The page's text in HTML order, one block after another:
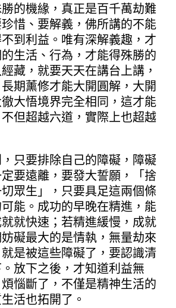
的機緣，真正是百千萬劫難
惜、要解義，佛所講的不能
到利益。唯有深解義趣，才
生活、行為，才能得殊勝的
藏，就要天天在講台上講，
期薰修才能大開圓解，大開
大悟境界完全相同，這才能
但超越六道，實際上也超越
只要排除自己的障礙，障礙
要遠離，要發大誓願，「捨
眾生」，只要具足這兩個條
能。成功的早晚在精進，能
就快速；若精進緩慢，成就
礙最大的是情執，無量劫來
是被這些障礙了，要認識清
放下之後，才知道利益無
惱斷了，不僅是精神生活的
活也拓開了。